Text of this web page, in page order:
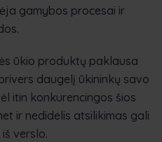
gamybos procesai ir
ūkio produktų paklausa
daugelį ūkininkų savo
itin konkurencingos šios
ir nedidelis atsilikimas gali
verslo.